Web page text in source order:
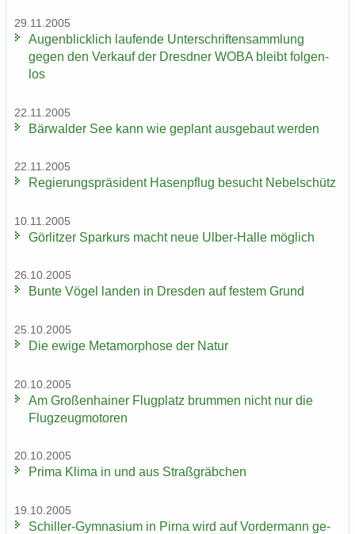
29.11.2005
Au­gen­blick­lich lau­fen­de Un­ter­schrif­ten­samm­lung
gegen den Ver­kauf der Dresd­ner WOBA bleibt fol­gen­
los
22.11.2005
Bär­wal­der See kann wie ge­plant aus­ge­baut wer­den
22.11.2005
Re­gie­rungs­prä­si­dent Ha­sen­pflug be­sucht Ne­bel­schütz
10.11.2005
Gör­lit­zer Spar­kurs macht neue Ulber-​Halle mög­lich
26.10.2005
Bunte Vögel lan­den in Dres­den auf fes­tem Grund
25.10.2005
Die ewige Me­ta­mor­pho­se der Natur
20.10.2005
Am Gro­ßen­hai­ner Flug­platz brum­men nicht nur die
Flug­zeug­mo­to­ren
20.10.2005
Prima Klima in und aus Straß­gräb­chen
19.10.2005
Schiller-​Gymnasium in Pirna wird auf Vor­der­mann ge­